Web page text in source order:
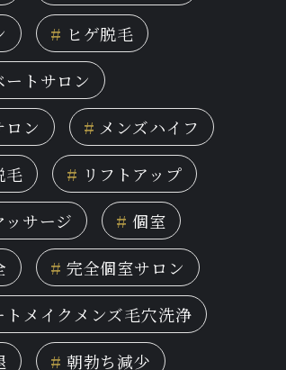
# ヒゲ脱毛
ートサロン
ロン # メンズハイフ
毛 # リフトアップ
ッサージ # 個室
# 完全個室サロン
トメイクメンズ毛穴洗浄
# 朝勃ち減少